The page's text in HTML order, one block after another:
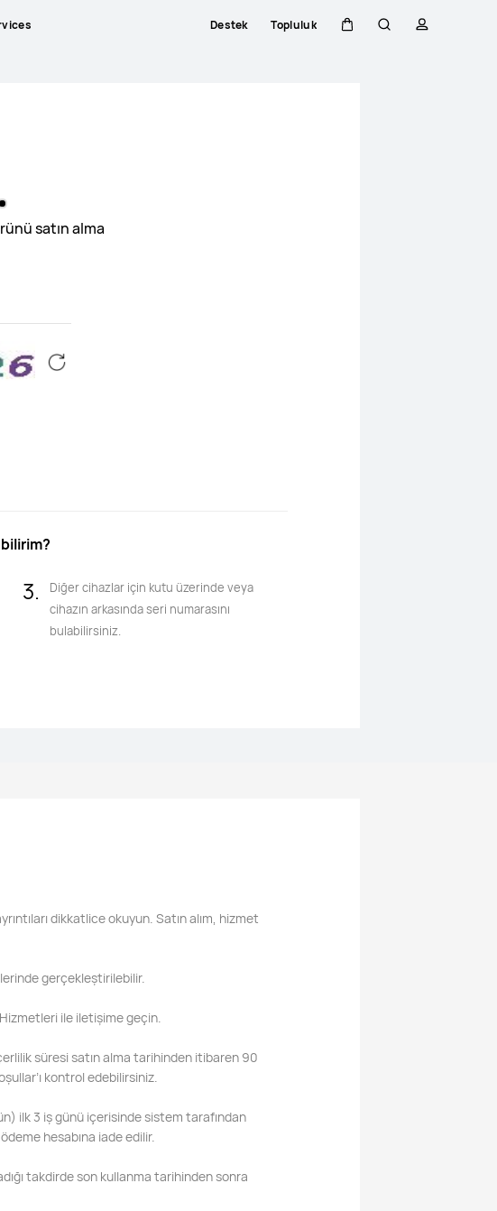
Destek Topluluk
satın alma
3.
Diğer cihazlar için kutu üzerinde veya
cihazın arkasında seri numarasını
bulabilirsiniz.
dikkatlice okuyun. Satın alım, hizmet
gerçekleştirilebilir.
Hizmetleri ile iletişime geçin.
süresi satın alma tarihinden itibaren 90
kontrol edebilirsiniz.
ilk 3 iş günü içerisinde sistem tarafından
hesabına iade edilir.
takdirde son kullanma tarihinden sonra